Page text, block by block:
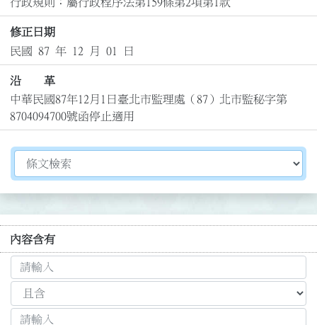
修正日期
民國 87 年 12 月 01 日
沿 革
中華民國87年12月1日臺北市監理處（87）北市監秘字第
8704094700號函停止適用
切換選擇法規資訊內容
內容含有